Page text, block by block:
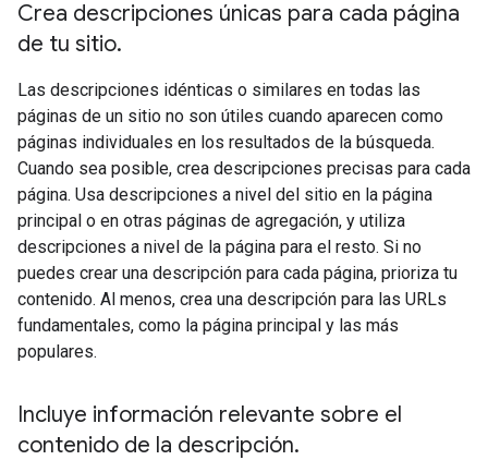
Crea descripciones únicas para cada página
de tu sitio.
Las descripciones idénticas o similares en todas las
páginas de un sitio no son útiles cuando aparecen como
páginas individuales en los resultados de la búsqueda.
Cuando sea posible, crea descripciones precisas para cada
página. Usa descripciones a nivel del sitio en la página
principal o en otras páginas de agregación, y utiliza
descripciones a nivel de la página para el resto. Si no
puedes crear una descripción para cada página, prioriza tu
contenido. Al menos, crea una descripción para las URLs
fundamentales, como la página principal y las más
populares.
Incluye información relevante sobre el
contenido de la descripción.